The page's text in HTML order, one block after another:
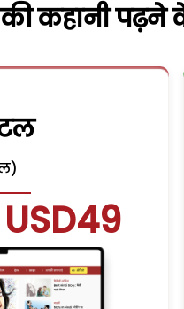
कहानी पढ़ने
USD49